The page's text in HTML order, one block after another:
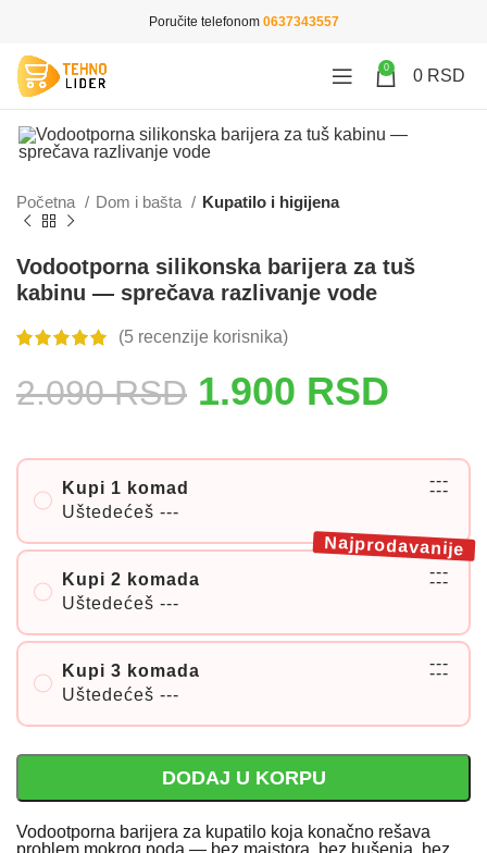
Poručite telefonom 0637343557
0 0 RSD
Početna Dom i bašta Kupatilo i higijena
Vodootporna silikonska barijera za tuš
kabinu — sprečava razlivanje vode
(5 recenzije korisnika)
2.090RSD 1.900 RSD
Kupi 1 komad
Uštedećeš ---
---
---
Kupi 2 komada
Uštedećeš ---
---
---
Najprodavanije
Kupi 3 komada
Uštedećeš ---
---
---
DODAJ U KORPU
Vodootporna barijera za kupatilo koja konačno rešava
problem mokrog poda — bez majstora, bez bušenja, bez